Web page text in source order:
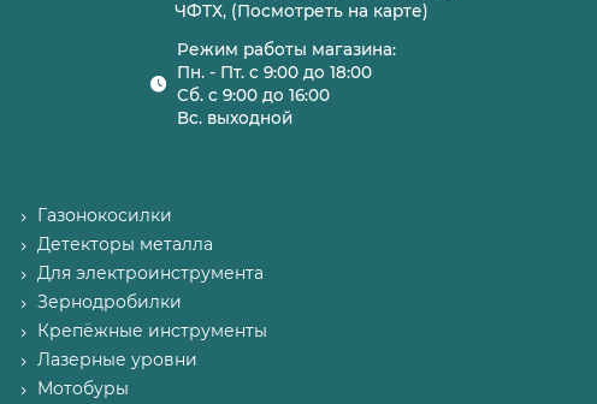
ЧФТХ, (Посмотреть на карте)
Режим работы магазина:
Пн. - Пт. с 9:00 до 18:00
Сб. с 9:00 до 16:00
Вс. выходной
Газонокосилки
Детекторы металла
Для электроинструмента
Зернодробилки
Крепёжные инструменты
Лазерные уровни
Мотобуры